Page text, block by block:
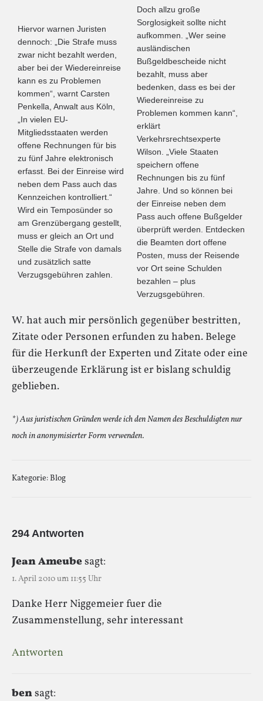
Hiervor warnen Juristen
dennoch: „Die Strafe muss
zwar nicht bezahlt werden,
aber bei der Wiedereinreise
kann es zu Problemen
kommen“, warnt Carsten
Penkella, Anwalt aus Köln,
„In vielen EU-
Mitgliedsstaaten werden
offene Rechnungen für bis
zu fünf Jahre elektronisch
erfasst. Bei der Einreise wird
neben dem Pass auch das
Kennzeichen kontrolliert.“
Wird ein Temposünder so
am Grenzübergang gestellt,
muss er gleich an Ort und
Stelle die Strafe von damals
und zusätzlich satte
Verzugsgebühren zahlen.
Doch allzu große
Sorglosigkeit sollte nicht
aufkommen. „Wer seine
ausländischen
Bußgeldbescheide nicht
bezahlt, muss aber
bedenken, dass es bei der
Wiedereinreise zu
Problemen kommen kann“,
erklärt
Verkehrsrechtsexperte
Wilson. „Viele Staaten
speichern offene
Rechnungen bis zu fünf
Jahre. Und so können bei
der Einreise neben dem
Pass auch offene Bußgelder
überprüft werden. Entdecken
die Beamten dort offene
Posten, muss der Reisende
vor Ort seine Schulden
bezahlen – plus
Verzugsgebühren.
W. hat auch mir persönlich gegenüber bestritten,
Zitate oder Personen erfunden zu haben. Belege
für die Herkunft der Experten und Zitate oder eine
überzeugende Erklärung ist er bislang schuldig
geblieben.
*) Aus juristischen Gründen werde ich den Namen des Beschuldigten nur
noch in anonymisierter Form verwenden.
Kategorie:Blog
294 Antworten
Jean Ameubesagt:
1. April 2010 um 11:55 Uhr
Danke Herr Niggemeier fuer die
Zusammenstellung, sehr interessant
Antworten
bensagt: